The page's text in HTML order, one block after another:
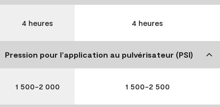
4 heures 4 heures
Pression pour l’application au pulvérisateur (PSI)
1 500-2 000 1 500-2 500